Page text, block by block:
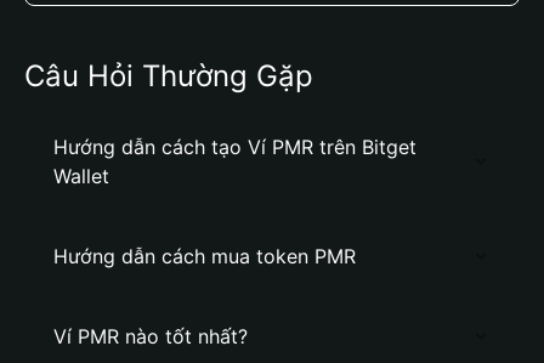
Câu Hỏi Thường Gặp
Hướng dẫn cách tạo Ví PMR trên Bitget
Wallet
Hướng dẫn cách mua token PMR
Ví PMR nào tốt nhất?